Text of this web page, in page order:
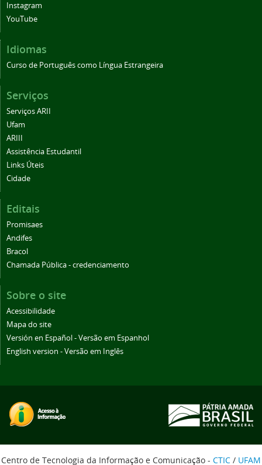
Instagram
YouTube
Idiomas
Curso de Português como Língua Estrangeira
Serviços
Serviços ARII
Ufam
ARIII
Assistência Estudantil
Links Úteis
Cidade
Editais
Promisaes
Andifes
Bracol
Chamada Pública - credenciamento
Sobre o site
Acessibilidade
Mapa do site
Versión en Español - Versão em Espanhol
English version - Versão em Inglês
Centro de Tecnologia da Informação e Comunicação - CTIC / UFAM